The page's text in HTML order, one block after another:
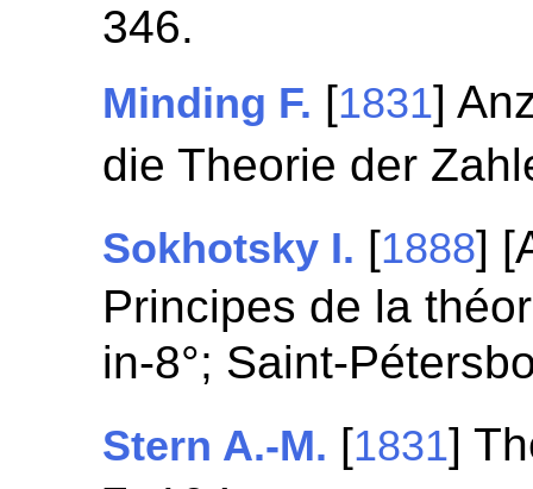
346.
Minding F. [1831]
die Theorie der
Sokhotsky I. [1888]
Principes de la
in-8°; Saint-
Stern A.-M. [1831]